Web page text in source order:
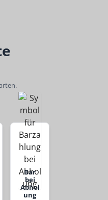
Bar
bei
Abhol
ung